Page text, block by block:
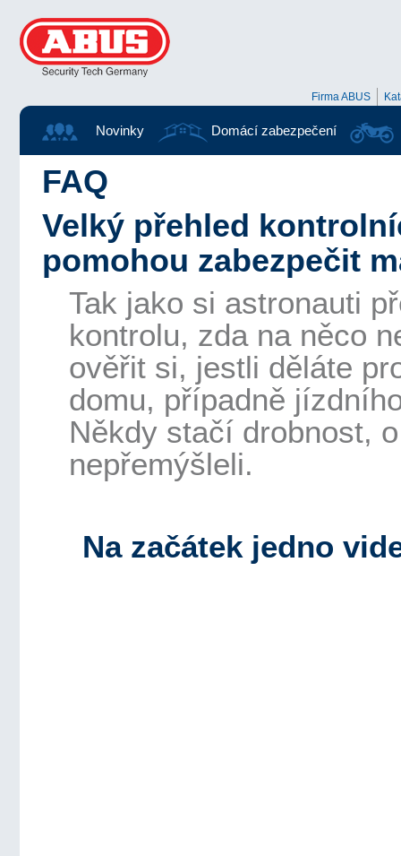
Firma ABUS
Novinky Domácí zabezpečení
FAQ
Velký přehled
pomohou zabezpečit
Tak jako si astronauti
kontrolu, zda na něco
ověřit si, jestli děláte
domu, případně
Někdy stačí drobnost,
nepřemýšleli.
Na začátek jedno